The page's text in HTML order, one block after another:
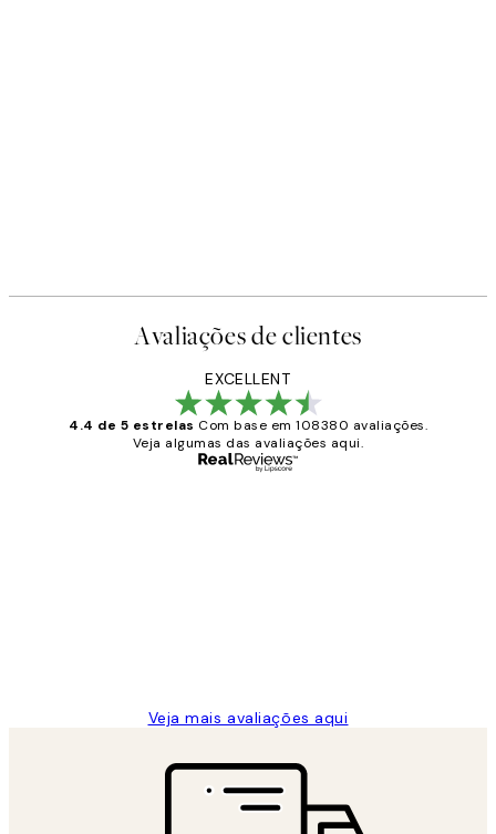
Avaliações de clientes
EXCELLENT
4.4 de 5 estrelas Com base em 108380 avaliações.
Veja algumas das avaliações aqui.
Veja mais avaliações aqui